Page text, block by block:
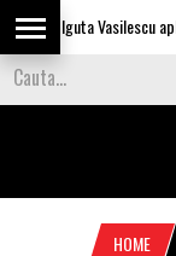
Olguta Vasilescu
HOME